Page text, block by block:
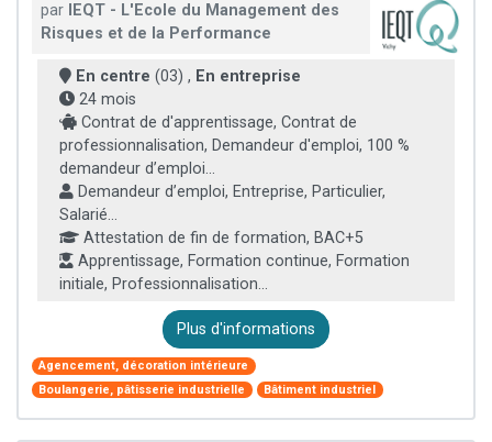
par IEQT - L'Ecole du Management des
Risques et de la Performance
En centre (03) , En entreprise
24 mois
Contrat de d'apprentissage, Contrat de
professionnalisation, Demandeur d'emploi, 100 %
demandeur d’emploi...
Demandeur d’emploi, Entreprise, Particulier,
Salarié...
Attestation de fin de formation, BAC+5
Apprentissage, Formation continue, Formation
initiale, Professionnalisation...
Plus d'informations
Agencement, décoration intérieure
Boulangerie, pâtisserie industrielle
Bâtiment industriel